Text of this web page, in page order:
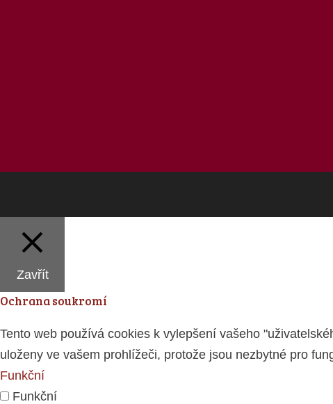
Zavřít
Ochrana soukromí
Tento web používá cookies k vylepšení vašeho
uloženy ve vašem prohlížeči, protože jsou nezbytné pro
Funkční
Funkční